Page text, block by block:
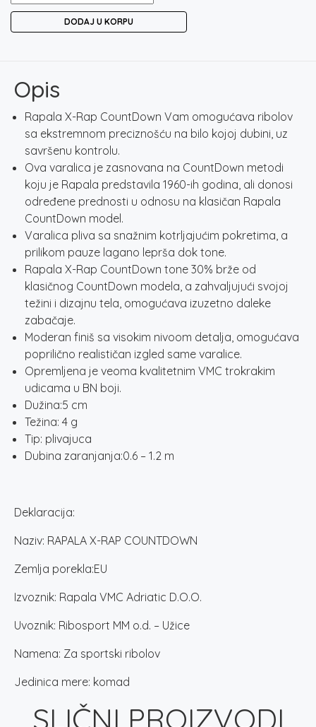
X-
količina
DODAJ U KORPU
Opis
Rapala X-Rap CountDown Vam omogućava ribolov
sa ekstremnom preciznošću na bilo kojoj dubini, uz
savršenu kontrolu.
Ova varalica je zasnovana na CountDown metodi
koju je Rapala predstavila 1960-ih godina, ali donosi
određene prednosti u odnosu na klasičan Rapala
CountDown model.
Varalica pliva sa snažnim kotrljajućim pokretima, a
prilikom pauze lagano leprša dok tone.
Rapala X-Rap CountDown tone 30% brže od
klasičnog CountDown modela, a zahvaljujući svojoj
težini i dizajnu tela, omogućava izuzetno daleke
zabačaje.
Moderan finiš sa visokim nivoom detalja, omogućava
poprilično realističan izgled same varalice.
Opremljena je veoma kvalitetnim VMC trokrakim
udicama u BN boji.
Dužina:5 cm
Težina: 4 g
Tip: plivajuca
Dubina zaranjanja:0.6 – 1.2 m
Deklaracija:
Naziv: RAPALA X-RAP COUNTDOWN
Zemlja porekla:EU
Izvoznik: Rapala VMC Adriatic D.O.O.
Uvoznik: Ribosport MM o.d. – Užice
Namena: Za sportski ribolov
Jedinica mere: komad
SLIČNI PROIZVODI